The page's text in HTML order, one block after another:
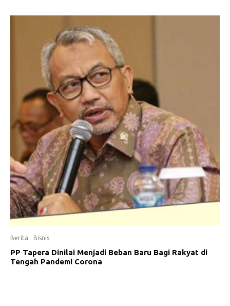
Berita Bisnis
PP Tapera Dinilai Menjadi Beban Baru Bagi Rakyat di
Tengah Pandemi Corona